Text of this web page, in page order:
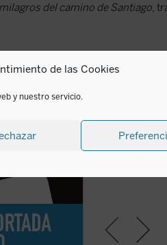
de las Cookies
y nuestro servicio.
del camino de Santiago,
religiosos,
culturales, a los